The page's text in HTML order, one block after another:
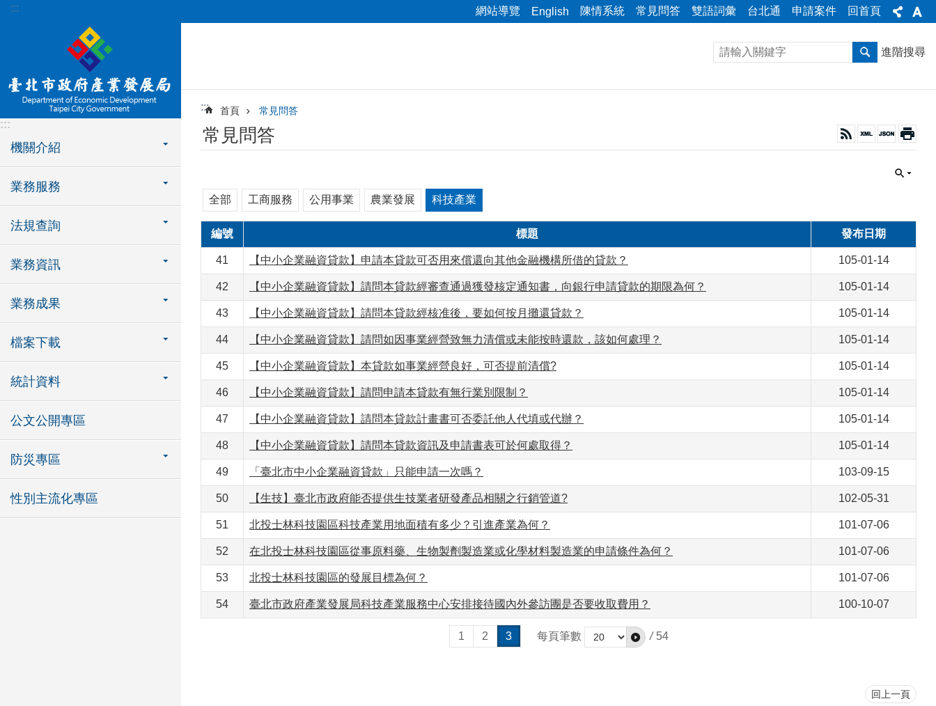
跳到主要內容區塊
::: 網站導覽 English 陳情系統 常見問答 雙語詞彙 台北通 申請案件 回首頁
:::
機關介紹
業務服務
法規查詢
業務資訊
業務成果
檔案下載
統計資料
公文公開專區
防災專區
性別主流化專區
進階搜尋
::: 首頁 常見問答
常見問答
全部 工商服務 公用事業 農業發展 科技產業
編號 標題 發布日期
41 【中小企業融資貸款】申請本貸款可否用來償還向其他金融機構所借的貸款？ 105-01-14
42 【中小企業融資貸款】請問本貸款經審查通過獲發核定通知書，向銀行申請貸款的期限為何？ 105-01-14
43 【中小企業融資貸款】請問本貸款經核准後，要如何按月攤還貸款？ 105-01-14
44 【中小企業融資貸款】請問如因事業經營致無力清償或未能按時還款，該如何處理？ 105-01-14
45 【中小企業融資貸款】本貸款如事業經營良好，可否提前清償? 105-01-14
46 【中小企業融資貸款】請問申請本貸款有無行業別限制？ 105-01-14
47 【中小企業融資貸款】請問本貸款計畫書可否委託他人代填或代辦？ 105-01-14
48 【中小企業融資貸款】請問本貸款資訊及申請書表可於何處取得？ 105-01-14
49 「臺北市中小企業融資貸款」只能申請一次嗎？ 103-09-15
50 【生技】臺北市政府能否提供生技業者研發產品相關之行銷管道? 102-05-31
51 北投士林科技園區科技產業用地面積有多少？引進產業為何？ 101-07-06
52 在北投士林科技園區從事原料藥、生物製劑製造業或化學材料製造業的申請條件為何？ 101-07-06
53 北投士林科技園區的發展目標為何？ 101-07-06
54 臺北市政府產業發展局科技產業服務中心安排接待國內外參訪團是否要收取費用？ 100-10-07
1 2 3 每頁筆數 / 54
回上一頁